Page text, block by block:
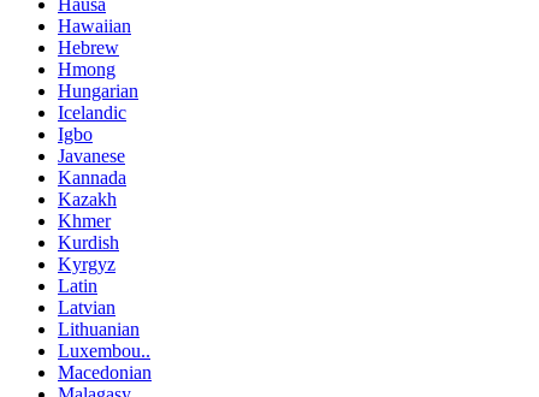
Hausa
Hawaiian
Hebrew
Hmong
Hungarian
Icelandic
Igbo
Javanese
Kannada
Kazakh
Khmer
Kurdish
Kyrgyz
Latin
Latvian
Lithuanian
Luxembou..
Macedonian